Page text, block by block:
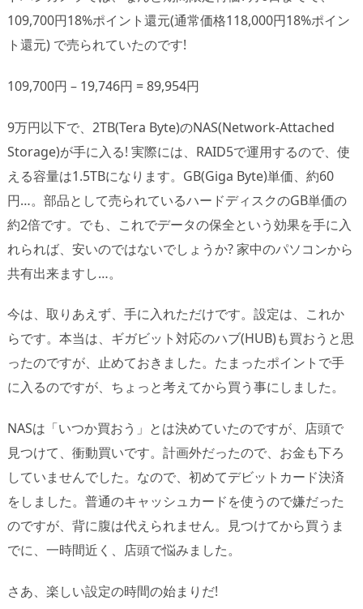
109,700円18%ポイント還元(通常価格118,000円18%ポイン
ト還元) で売られていたのです!
109,700円 – 19,746円 = 89,954円
9万円以下で、2TB(Tera Byte)のNAS(Network-Attached
Storage)が手に入る! 実際には、RAID5で運用するので、使
える容量は1.5TBになります。GB(Giga Byte)単価、約60
円…。部品として売られているハードディスクのGB単価の
約2倍です。でも、これでデータの保全という効果を手に入
れられば、安いのではないでしょうか? 家中のパソコンから
共有出来ますし…。
今は、取りあえず、手に入れただけです。設定は、これか
らです。本当は、ギガビット対応のハブ(HUB)も買おうと思
ったのですが、止めておきました。たまったポイントで手
に入るのですが、ちょっと考えてから買う事にしました。
NASは「いつか買おう」とは決めていたのですが、店頭で
見つけて、衝動買いです。計画外だったので、お金も下ろ
していませんでした。なので、初めてデビットカード決済
をしました。普通のキャッシュカードを使うので嫌だった
のですが、背に腹は代えられません。見つけてから買うま
でに、一時間近く、店頭で悩みました。
さあ、楽しい設定の時間の始まりだ!